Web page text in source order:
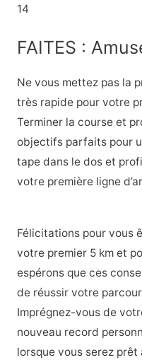
14
FAITES :
Ne vous mettez pas la
très rapide pour votre
Terminer la course et
objectifs parfaits pour
tape dans le dos et
votre première ligne
Félicitations pour vous
votre premier 5 km et
espérons que ces
de réussir votre
Imprégnez-vous de
nouveau record
lorsque vous serez